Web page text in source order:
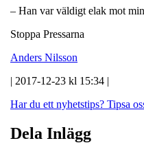
– Han var väldigt elak mot
Stoppa Pressarna
Anders Nilsson
| 2017-12-23 kl 15:34 |
Har du ett nyhetstips? Tipsa
Dela Inlägg